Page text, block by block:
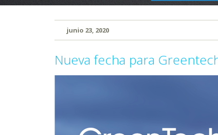
junio 23, 2020
Nueva fecha para